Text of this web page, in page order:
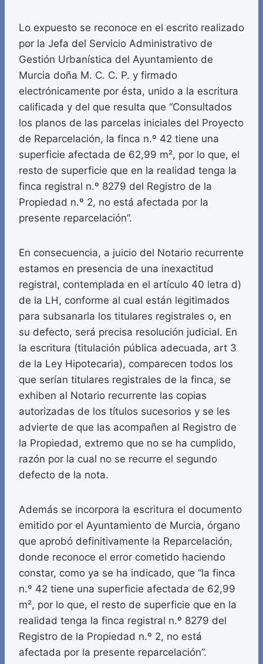
Lo expuesto se reconoce en el escrito realizado
por la Jefa del Servicio Administrativo de
Gestión Urbanística del Ayuntamiento de
Murcia doña M. C. C. P. y firmado
electrónicamente por ésta, unido a la escritura
calificada y del que resulta que “Consultados
los planos de las parcelas iniciales del Proyecto
de Reparcelación, la finca n.º 42 tiene una
superficie afectada de 62,99 m², por lo que, el
resto de superficie que en la realidad tenga la
finca registral n.º 8279 del Registro de la
Propiedad n.º 2, no está afectada por la
presente reparcelación”.
En consecuencia, a juicio del Notario recurrente
estamos en presencia de una inexactitud
registral, contemplada en el artículo 40 letra d)
de la LH, conforme al cual están legitimados
para subsanarla los titulares registrales o, en
su defecto, será precisa resolución judicial. En
la escritura (titulación pública adecuada, art 3
de la Ley Hipotecaria), comparecen todos los
que serían titulares registrales de la finca, se
exhiben al Notario recurrente las copias
autorizadas de los títulos sucesorios y se les
advierte de que las acompañen al Registro de
la Propiedad, extremo que no se ha cumplido,
razón por la cual no se recurre el segundo
defecto de la nota.
Además se incorpora la escritura el documento
emitido por el Ayuntamiento de Murcia, órgano
que aprobó definitivamente la Reparcelación,
donde reconoce el error cometido haciendo
constar, como ya se ha indicado, que “la finca
n.º 42 tiene una superficie afectada de 62,99
m², por lo que, el resto de superficie que en la
realidad tenga la finca registral n.º 8279 del
Registro de la Propiedad n.º 2, no está
afectada por la presente reparcelación”.